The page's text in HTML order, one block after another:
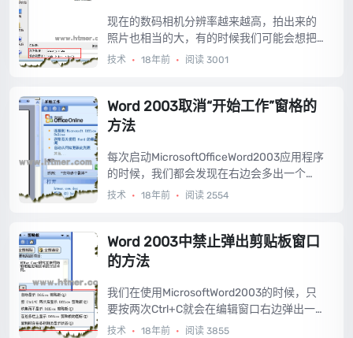
现在的数码相机分辨率越来越高，拍出来的
照片也相当的大，有的时候我们可能会想把
自己的照片放到网上做个人头像或是放到什
出的照片实在太大，而且很多朋友都不太会
使用PS来处理图片，所以今天就教大家一个
片的方法。...
技术 • 18年前 • 阅读 3001
Word 2003取消“开始工作”窗格的
方法
每次启动MicrosoftOfficeWord2003应用程序
的时候，我们都会发现在右边会多出一个
【开始工作】窗格，这让我们的编辑区域的
其关闭。...
技术 • 18年前 • 阅读 2554
Word 2003中禁止弹出剪贴板窗口
的方法
我们在使用MicrosoftWord2003的时候，只
要按两次Ctrl+C就会在编辑窗口右边弹出一
个剪贴板的窗口，告诉我们剪贴板中都有哪
技术 • 18年前 • 阅读 3855